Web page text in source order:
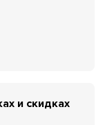
и скидках